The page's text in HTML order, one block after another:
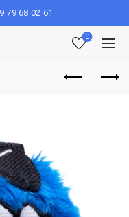
79 68 02 61
0